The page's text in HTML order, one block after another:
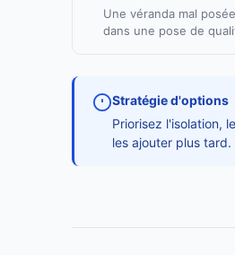
Une véranda mal
dans une pose de
Stratégie d'options
Priorisez l'isolation,
les ajouter plus tard.